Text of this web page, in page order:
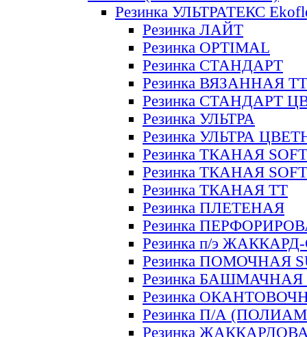
Резинка УЛЬТРАТЕКС
Резинка ЛАЙТ
Резинка OPTIMAL
Резинка СТАНДАРТ
Резинка ВЯЗАННАЯ ТТ
Резинка СТАНДАРТ
Резинка УЛЬТРА
Резинка УЛЬТРА
Резинка ТКАНАЯ SOFT
Резинка ТКАНАЯ
Резинка ТКАНАЯ ТТ
Резинка ПЛЕТЕНАЯ
Резинка
Резинка п/э
Резинка ПОМОЧНАЯ
Резинка БАШМАЧНАЯ
Резинка
Резинка П/А
Резинка